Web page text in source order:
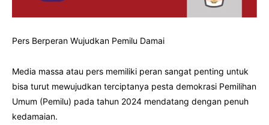
Pers Berperan Wujudkan Pemilu Damai
Media massa atau pers memiliki peran sangat penting untuk
bisa turut mewujudkan terciptanya pesta demokrasi Pemilihan
Umum (Pemilu) pada tahun 2024 mendatang dengan penuh
kedamaian.